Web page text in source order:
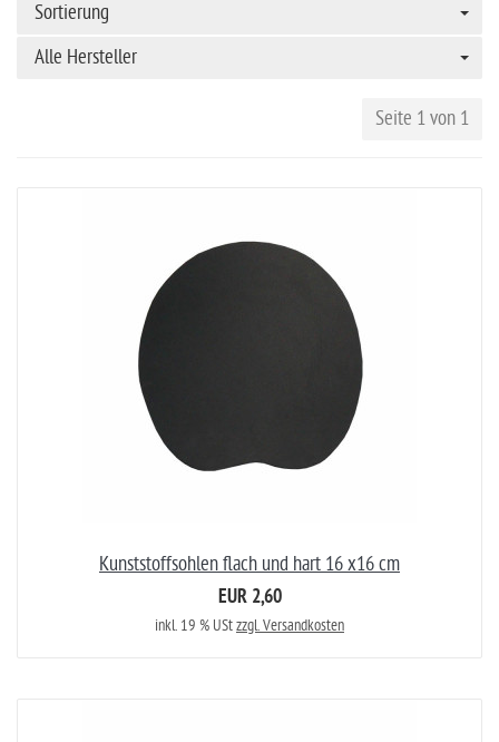
Sortierung
Alle Hersteller
Seite 1 von 1
Kunststoffsohlen flach und hart 16 x16 cm
EUR 2,60
inkl. 19 % UStzzgl. Versandkosten